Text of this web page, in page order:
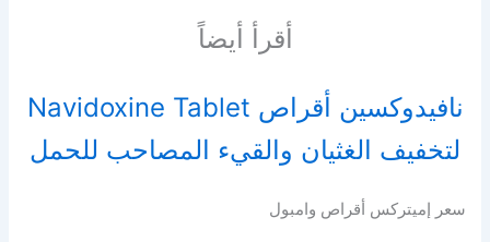
أقرأ أيضاً
نافيدوكسين أقراص Navidoxine Tablet
لتخفيف الغثيان والقيء المصاحب للحمل
سعر إميتركس أقراص وامبول